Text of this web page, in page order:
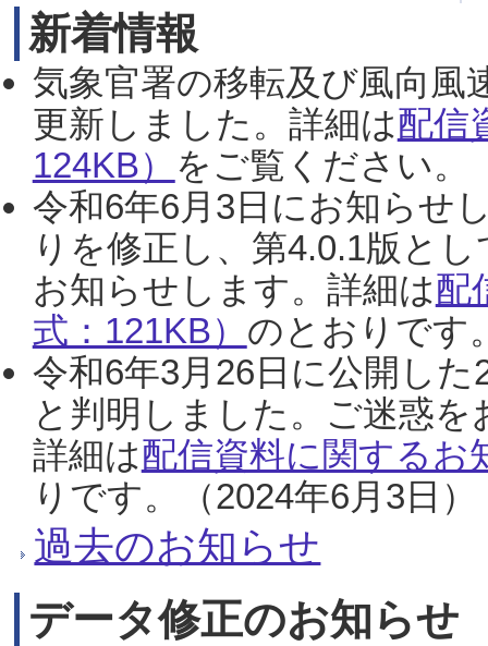
新着情報
気象官署の移転及び風向風
更新しました。詳細は配信
124KB） をご覧ください。
令和6年6月3日にお知らせ
りを修正し、第4.0.1版と
お知らせします。詳細は配
式：121KB） のとおりです
令和6年3月26日に公開し
と判明しました。ご迷惑
詳細は配信資料に関するお
りです。（2024年6月3日）
過去のお知らせ
データ修正のお知らせ